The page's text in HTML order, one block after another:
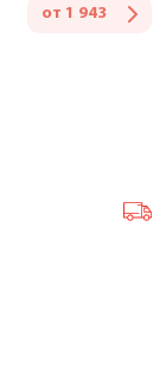
от 1 943